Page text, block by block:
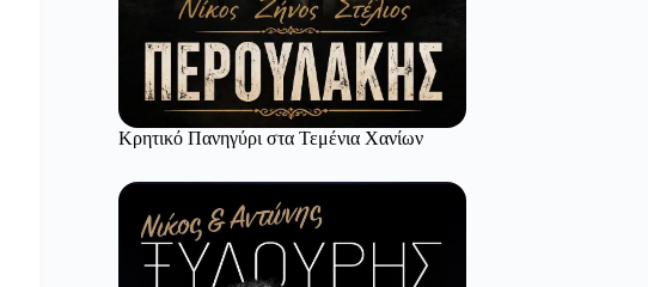
Κρητικό Πανηγύρι στα Τεμένια Χανίων